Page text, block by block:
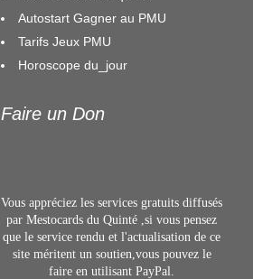
Autostart Gagner au PMU
Tarifs Jeux PMU
Horoscope du_jour
Faire un Don
Vous appréciez les services gratuits diffusés
par Mestocards du Quinté ,si vous pensez
que le service rendu et l'actualisation de ce
site méritent un soutien,vous pouvez le
faire en utilisant PayPal.